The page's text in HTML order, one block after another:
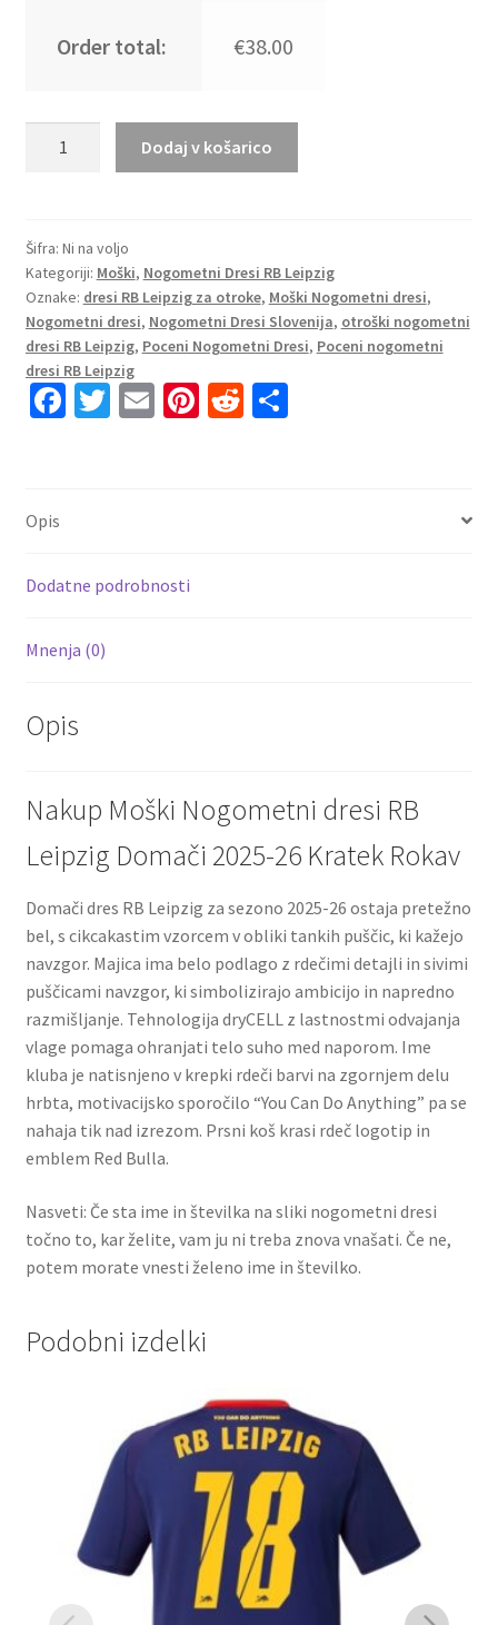
Order total: €38.00
RB
Leipzig
Domači
2025-
26
Kratek
Rokav
Dodaj v košarico
Šifra: Ni na voljo
Kategoriji: Moški, Nogometni Dresi RB Leipzig
Oznake: dresi RB Leipzig za otroke, Moški Nogometni dresi,
Nogometni dresi, Nogometni Dresi Slovenija, otroški nogometni
dresi RB Leipzig, Poceni Nogometni Dresi, Poceni nogometni
dresi RB Leipzig
Fa
k
T E Pi R S
Opis
Dodatne podrobnosti
Mnenja (0)
Opis
Nakup Moški Nogometni dresi RB
Leipzig Domači 2025-26 Kratek Rokav
Domači dres RB Leipzig za sezono 2025-26 ostaja pretežno
bel, s cikcakastim vzorcem v obliki tankih puščic, ki kažejo
navzgor. Majica ima belo podlago z rdečimi detajli in sivimi
puščicami navzgor, ki simbolizirajo ambicijo in napredno
razmišljanje. Tehnologija dryCELL z lastnostmi odvajanja
vlage pomaga ohranjati telo suho med naporom. Ime
kluba je natisnjeno v krepki rdeči barvi na zgornjem delu
hrbta, motivacijsko sporočilo “You Can Do Anything” pa se
nahaja tik nad izrezom. Prsni koš krasi rdeč logotip in
emblem Red Bulla.
Nasveti: Če sta ime in številka na sliki nogometni dresi
točno to, kar želite, vam ju ni treba znova vnašati. Če ne,
potem morate vnesti želeno ime in številko.
Podobni izdelki